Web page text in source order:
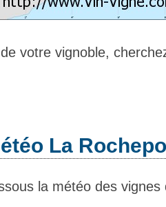
votre vignoble,
La
la météo des